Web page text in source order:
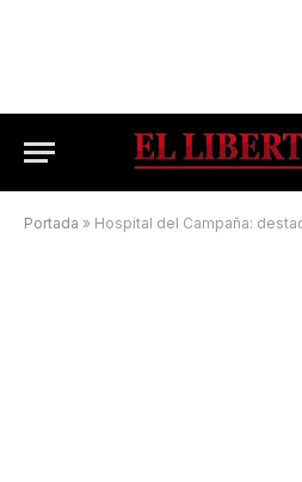
Portada » Hospital del Campaña: destacan la